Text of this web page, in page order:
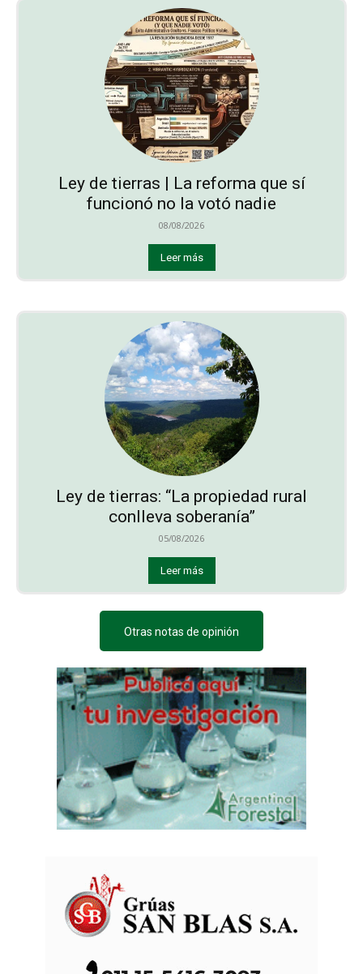
Ley de tierras | La reforma que sí
funcionó no la votó nadie
08/08/2026
Leer más
Ley de tierras: “La propiedad rural
conlleva soberanía”
05/08/2026
Leer más
Otras notas de opinión